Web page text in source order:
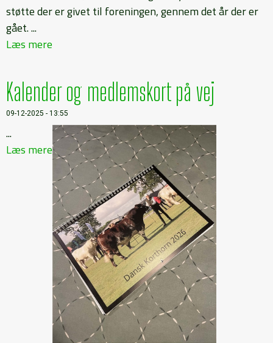
støtte der er givet til foreningen, gennem det år der er
gået. ...
Læs mere
Kalender og medlemskort på vej
09-12-2025 - 13:55
...
Læs mere